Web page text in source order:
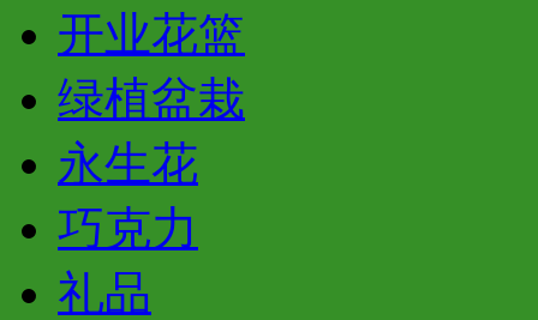
开业花篮
绿植盆栽
永生花
巧克力
礼品